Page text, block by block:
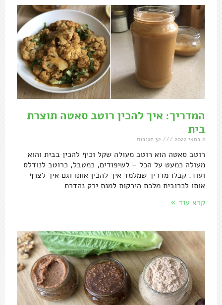
המדריך: איך להכין רוטב סאטה תוצרת
בית
2 במאי 2022
רוטב סאטה הוא רוטב מעולה שקל וכיף להכין בבית והוא
מעולה כמעט על הכל – לשיפודים, כמטבל, כרוטב לנודלס
ועוד. קבלו מדריך שמלמד איך להכין אותו וגם איך לצרף
אותו לכרובית מלכת הירקות למנת ירק נהדרת
קרא עוד »